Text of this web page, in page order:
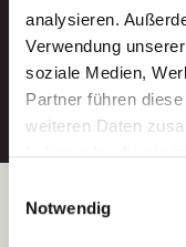
analysieren.
Verwendung
soziale Medien,
Partner führen
weiteren Daten
Wenn Sie auf
Sie der
Notwendig
E-
Betreiber der